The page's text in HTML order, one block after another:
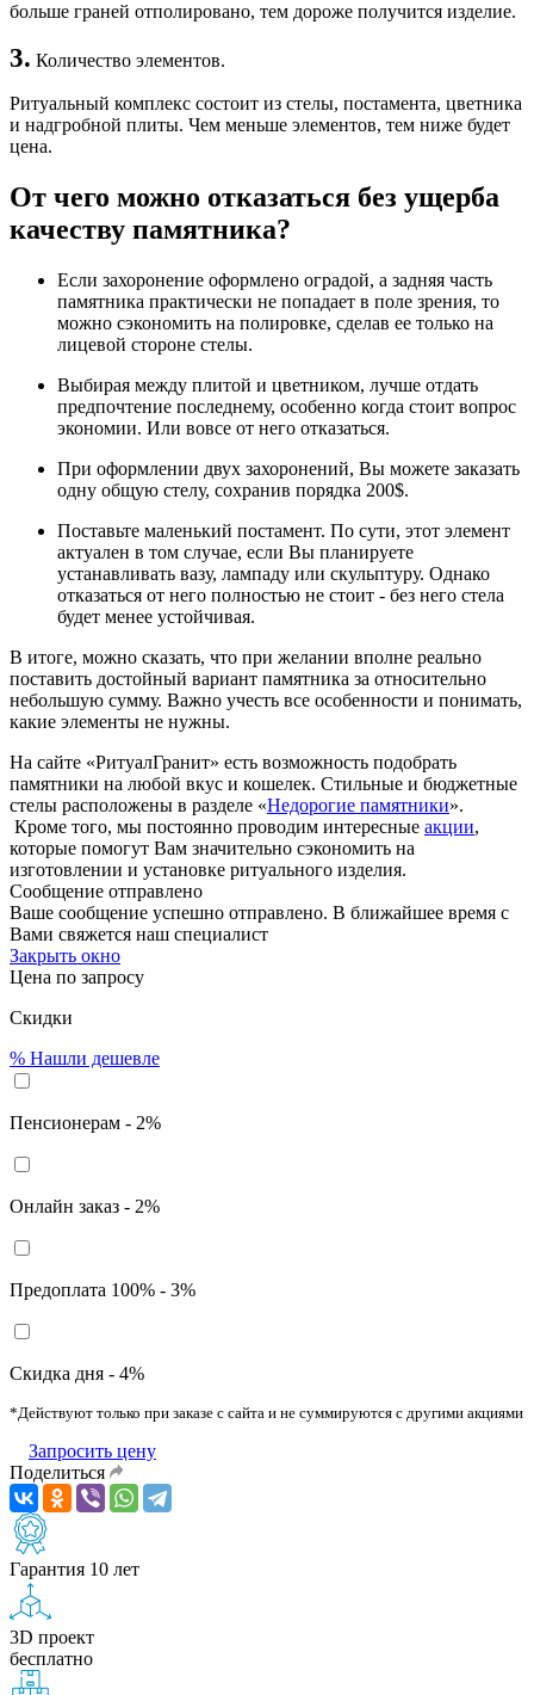
больше граней отполировано, тем дороже получится изделие.
3. Количество элементов.
Ритуальный комплекс состоит из стелы, постамента, цветника
и надгробной плиты. Чем меньше элементов, тем ниже будет
цена.
От чего можно отказаться без ущерба
качеству памятника?
Если захоронение оформлено оградой, а задняя часть
памятника практически не попадает в поле зрения, то
можно сэкономить на полировке, сделав ее только на
лицевой стороне стелы.
Выбирая между плитой и цветником, лучше отдать
предпочтение последнему, особенно когда стоит вопрос
экономии. Или вовсе от него отказаться.
При оформлении двух захоронений, Вы можете заказать
одну общую стелу, сохранив порядка 200$.
Поставьте маленький постамент. По сути, этот элемент
актуален в том случае, если Вы планируете
устанавливать вазу, лампаду или скульптуру. Однако
отказаться от него полностью не стоит - без него стела
будет менее устойчивая.
В итоге, можно сказать, что при желании вполне реально
поставить достойный вариант памятника за относительно
небольшую сумму. Важно учесть все особенности и понимать,
какие элементы не нужны.
На сайте «РитуалГранит» есть возможность подобрать
памятники на любой вкус и кошелек. Стильные и бюджетные
стелы расположены в разделе «Недорогие памятники».
Кроме того, мы постоянно проводим интересные акции,
которые помогут Вам значительно сэкономить на
изготовлении и установке ритуального изделия.
Сообщение отправлено
Ваше сообщение успешно отправлено. В ближайшее время с
Вами свяжется наш специалист
Закрыть окно
Цена по запросу
Скидки
% Нашли дешевле
Пенсионерам - 2%
Онлайн заказ - 2%
Предоплата 100% - 3%
Скидка дня - 4%
*Действуют только при заказе с сайта и не суммируются с другими акциями
Запросить цену
Поделиться
Гарантия 10 лет
3D проект
бесплатно